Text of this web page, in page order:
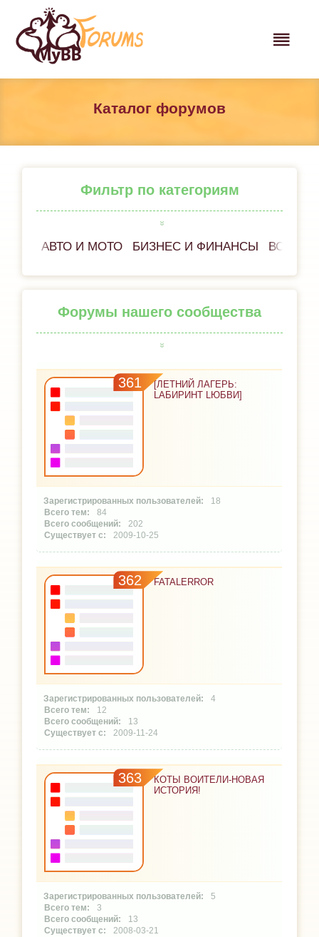
Каталог форумов
Фильтр по категориям
АВТО И МОТО БИЗНЕС И ФИНАНСЫ ВСЁ
Форумы нашего сообщества
361
[ЛЕТНИЙ ЛАГЕРЬ:
LАБИРИНТ LЮБВИ]
18
84
202
2009-10-25
362 FATALERROR
4
12
13
2009-11-24
363
КОТЫ ВОИТЕЛИ-НОВАЯ
ИСТОРИЯ!
5
3
13
2008-03-21